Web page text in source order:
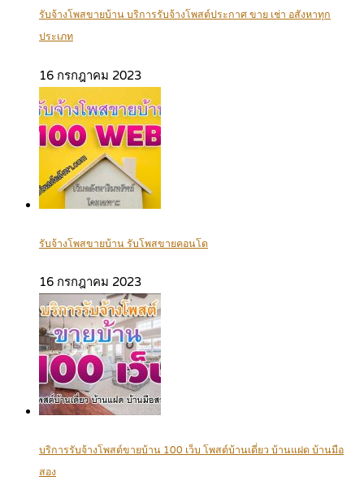
รับจ้างโพสขายบ้าน บริการรับจ้างโพสต์ประกาศ ขาย เช่า อสังหาทุก
ประเภท
16 กรกฎาคม 2023
รับจ้างโพสขายบ้าน รับโพสขายคอนโด
16 กรกฎาคม 2023
บริการรับจ้างโพสต์ขายบ้าน 100 เว็บ โพสต์บ้านเดี่ยว บ้านแฝด บ้านมือ
สอง